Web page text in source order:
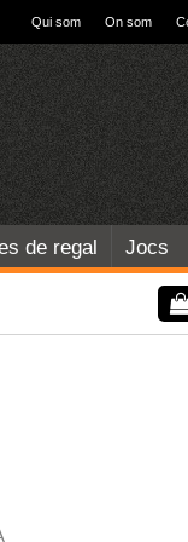
Qui som On som
de regal Jocs